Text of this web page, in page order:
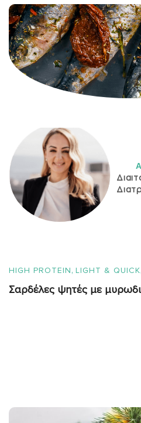
HIGH PROTEIN, LIGHT & QUICK
Σαρδέλες ψητές με